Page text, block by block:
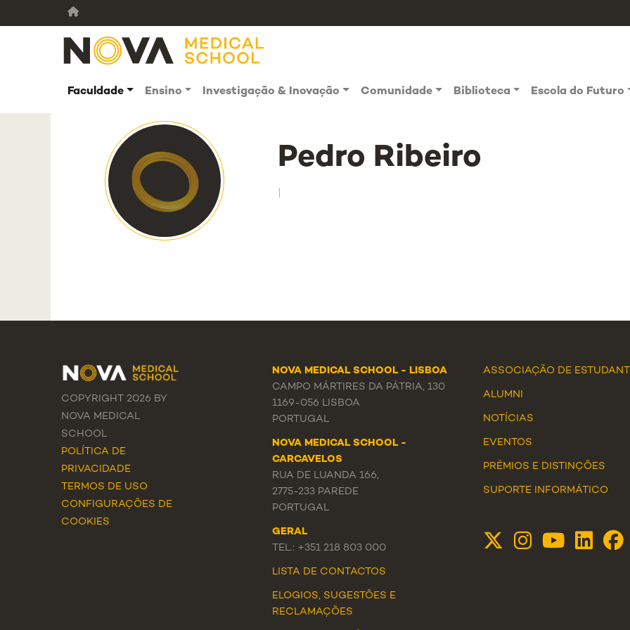
Faculdade Ensino Investigação & Inovação Comunidade Biblioteca Escola do Futuro
Pedro Ribeiro
COPYRIGHT 2026 BY
NOVA MEDICAL
SCHOOL
POLÍTICA DE
PRIVACIDADE
TERMOS DE USO
CONFIGURAÇÕES DE
COOKIES
NOVA MEDICAL SCHOOL - LISBOA
CAMPO MÁRTIRES DA PÁTRIA, 130
1169-056 LISBOA
PORTUGAL
NOVA MEDICAL SCHOOL -
CARCAVELOS
RUA DE LUANDA 166,
2775-233 PAREDE
PORTUGAL
GERAL
TEL.: +351 218 803 000
LISTA DE CONTACTOS
ELOGIOS, SUGESTÕES E
RECLAMAÇÕES
ASSOCIAÇÃO DE
ALUMNI
NOTÍCIAS
EVENTOS
PRÉMIOS E DISTINÇÕES
SUPORTE INFORMÁTICO